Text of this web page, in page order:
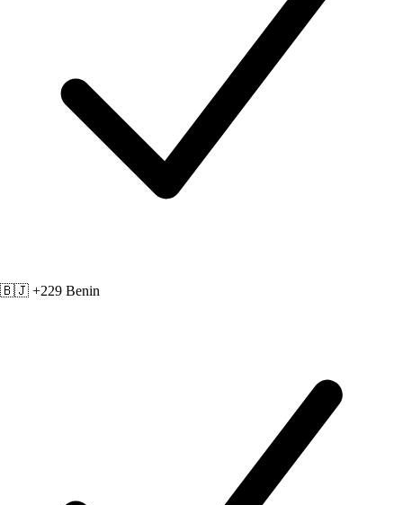
🇧🇯 +229 Benin